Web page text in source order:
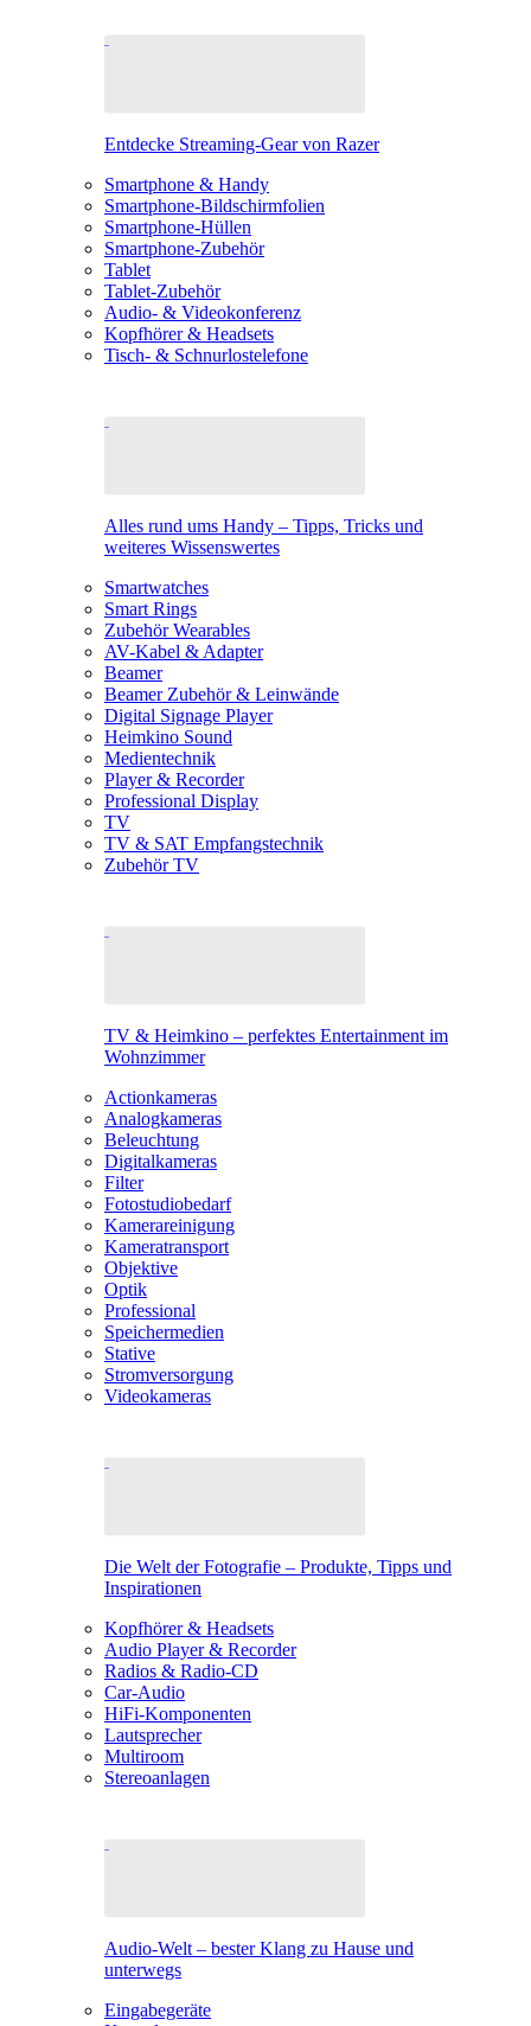
Entdecke Streaming-Gear von Razer
Smartphone & Handy
Smartphone-Bildschirmfolien
Smartphone-Hüllen
Smartphone-Zubehör
Tablet
Tablet-Zubehör
Audio- & Videokonferenz
Kopfhörer & Headsets
Tisch- & Schnurlostelefone
Alles rund ums Handy – Tipps, Tricks und
weiteres Wissenswertes
Smartwatches
Smart Rings
Zubehör Wearables
AV-Kabel & Adapter
Beamer
Beamer Zubehör & Leinwände
Digital Signage Player
Heimkino Sound
Medientechnik
Player & Recorder
Professional Display
TV
TV & SAT Empfangstechnik
Zubehör TV
TV & Heimkino – perfektes Entertainment im
Wohnzimmer
Actionkameras
Analogkameras
Beleuchtung
Digitalkameras
Filter
Fotostudiobedarf
Kamerareinigung
Kameratransport
Objektive
Optik
Professional
Speichermedien
Stative
Stromversorgung
Videokameras
Die Welt der Fotografie – Produkte, Tipps und
Inspirationen
Kopfhörer & Headsets
Audio Player & Recorder
Radios & Radio-CD
Car-Audio
HiFi-Komponenten
Lautsprecher
Multiroom
Stereoanlagen
Audio-Welt – bester Klang zu Hause und
unterwegs
Eingabegeräte